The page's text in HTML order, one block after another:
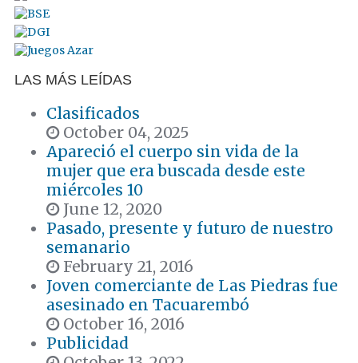
LAS MÁS LEÍDAS
Clasificados
October 04, 2025
Apareció el cuerpo sin vida de la
mujer que era buscada desde este
miércoles 10
June 12, 2020
Pasado, presente y futuro de nuestro
semanario
February 21, 2016
Joven comerciante de Las Piedras fue
asesinado en Tacuarembó
October 16, 2016
Publicidad